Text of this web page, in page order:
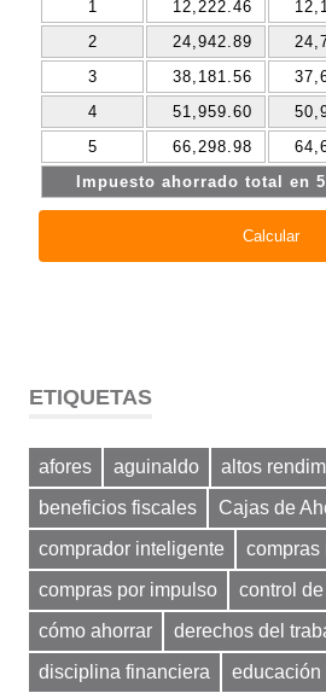
ETIQUETAS
afores aguinaldo
altos
beneficios fiscales
Cajas de
comprador inteligente
compras
compras por impulso
control
cómo ahorrar
derechos del
disciplina financiera
educación